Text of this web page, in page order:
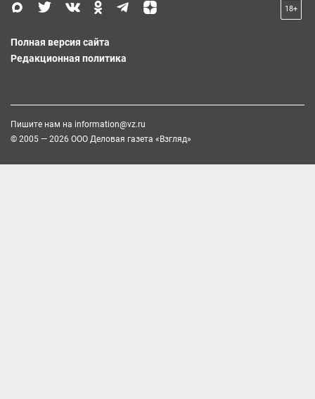
18+
Полная версия сайта
Редакционная политика
Пишите нам на information@vz.ru
© 2005 — 2026 ООО Деловая газета «Взгляд»